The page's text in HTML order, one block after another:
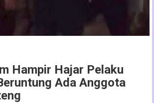
Hampir Hajar Pelaku
Ada Anggota